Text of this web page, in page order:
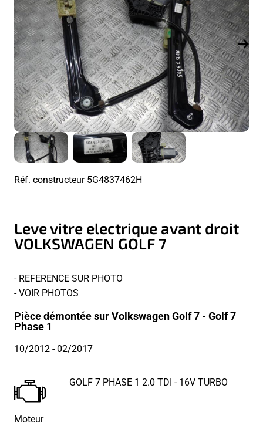
Réf. constructeur5G4837462H
Leve vitre electrique avant droit
VOLKSWAGEN GOLF 7
- REFERENCE SUR PHOTO
- VOIR PHOTOS
Pièce démontée sur Volkswagen Golf 7 - Golf 7
Phase 1
10/2012- 02/2017
Moteur
GOLF 7 PHASE 1 2.0 TDI - 16V TURBO